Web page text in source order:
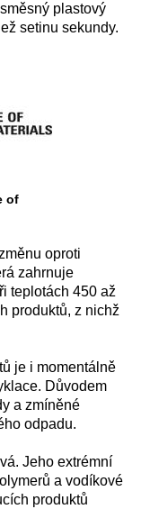
plastový
setinu sekundy.
of
oproti
zahrnuje
teplotách 450 až
produktů, z nichž
je i momentálně
Důvodem
a zmíněné
odpadu.
Jeho extrémní
a vodíkové
produktů